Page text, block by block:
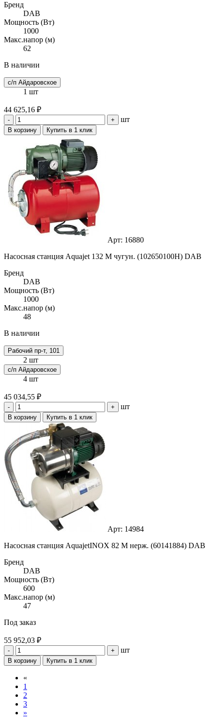
Бренд
DAB
Мощность (Вт)
1000
Макс.напор (м)
62
В наличии
с/п Айдаровское
1 шт
44 625,16 ₽
- + шт
В корзину Купить в 1 клик
Арт: 16880
Насосная станция Aquajet 132 M чугун. (102650100H) DAB
Бренд
DAB
Мощность (Вт)
1000
Макс.напор (м)
48
В наличии
Рабочий пр-т, 101
2 шт
с/п Айдаровское
4 шт
45 034,55 ₽
- + шт
В корзину Купить в 1 клик
Арт: 14984
Насосная станция AquajetINOX 82 M нерж. (60141884) DAB
Бренд
DAB
Мощность (Вт)
600
Макс.напор (м)
47
Под заказ
55 952,03 ₽
- + шт
В корзину Купить в 1 клик
«
1
2
3
»